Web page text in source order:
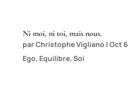
Ni moi, ni toi, mais nous.
parChristophe Vigliano | Oct
Ego, Equilibre, Soi